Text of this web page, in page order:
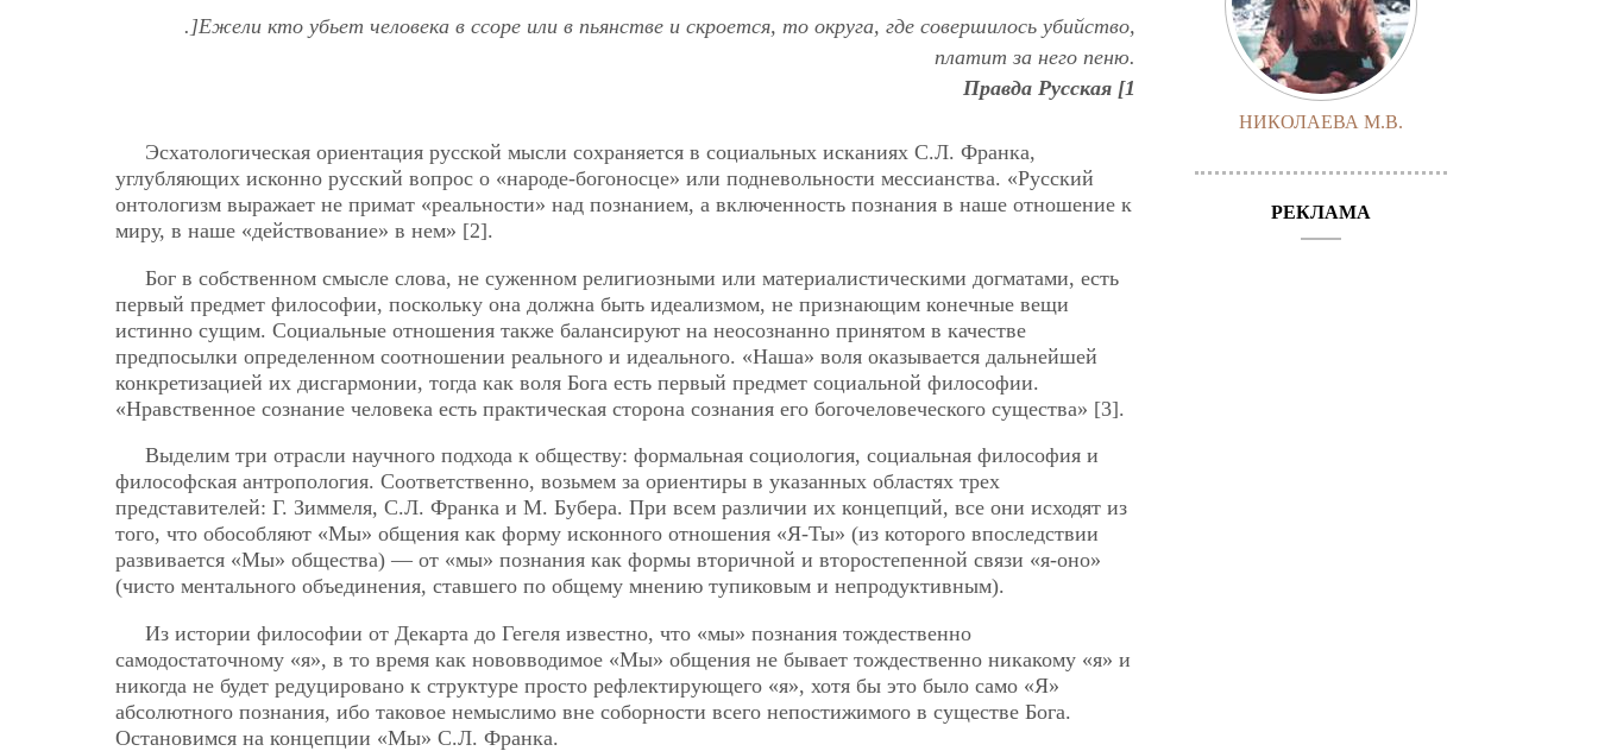
.]Ежели кто убьет человека в ссоре или в пьянстве и скроется, то округа, где совершилось убийство,
платит за него пеню.
Правда Русская [1
Эсхатологическая ориентация русской мысли сохраняется в социальных исканиях С.Л. Франка,
углубляющих исконно русский вопрос о «народе-богоносце» или подневольности мессианства. «Русский
онтологизм выражает не примат «реальности» над познанием, а включенность познания в наше отношение к
миру, в наше «действование» в нем» [2].
Бог в собственном смысле слова, не суженном религиозными или материалистическими догматами, есть
первый предмет философии, поскольку она должна быть идеализмом, не признающим конечные вещи
истинно сущим. Социальные отношения также балансируют на неосознанно принятом в качестве
предпосылки определенном соотношении реального и идеального. «Наша» воля оказывается дальнейшей
конкретизацией их дисгармонии, тогда как воля Бога есть первый предмет социальной философии.
«Нравственное сознание человека есть практическая сторона сознания его богочеловеческого существа» [3].
Выделим три отрасли научного подхода к обществу: формальная социология, социальная философия и
философская антропология. Соответственно, возьмем за ориентиры в указанных областях трех
представителей: Г. Зиммеля, С.Л. Франка и М. Бубера. При всем различии их концепций, все они исходят из
того, что обособляют «Мы» общения как форму исконного отношения «Я-Ты» (из которого впоследствии
развивается «Мы» общества) — от «мы» познания как формы вторичной и второстепенной связи «я-оно»
(чисто ментального объединения, ставшего по общему мнению тупиковым и непродуктивным).
Из истории философии от Декарта до Гегеля известно, что «мы» познания тождественно
самодостаточному «я», в то время как нововводимое «Мы» общения не бывает тождественно никакому «я» и
никогда не будет редуцировано к структуре просто рефлектирующего «я», хотя бы это было само «Я»
абсолютного познания, ибо таковое немыслимо вне соборности всего непостижимого в существе Бога.
Остановимся на концепции «Мы» С.Л. Франка.
НИКОЛАЕВА М.В.
РЕКЛАМА